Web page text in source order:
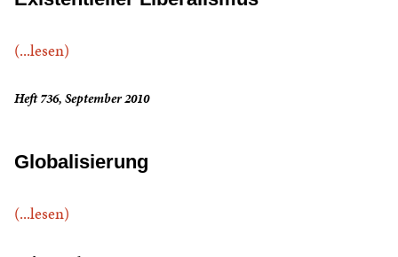
(...lesen)
Heft 736, September 2010
Globalisierung
(...lesen)